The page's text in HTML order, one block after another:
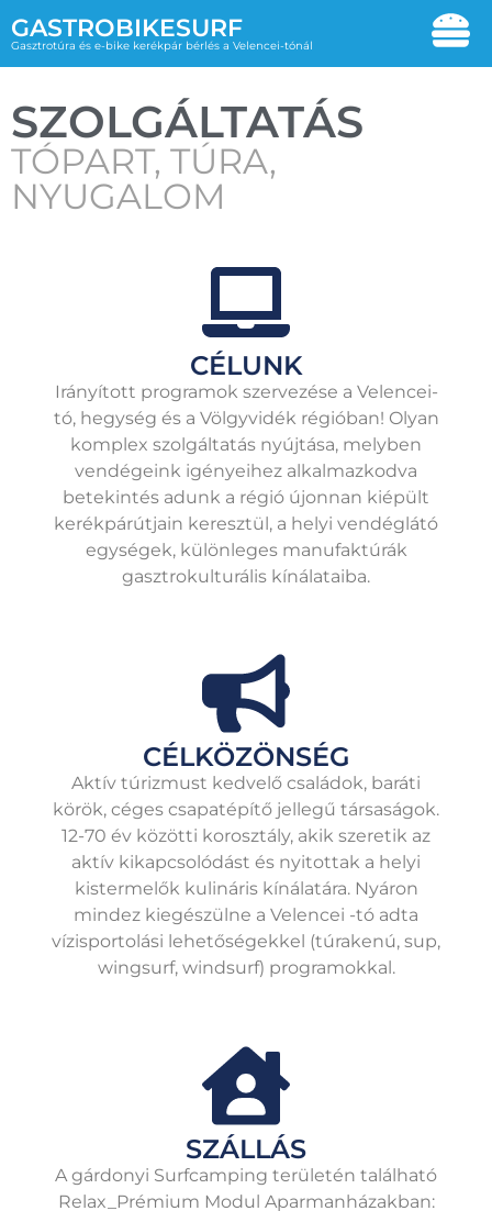
GASTROBIKESURF
Gasztrotúra és e-bike kerékpár bérlés a Velencei-tónál
SZOLGÁLTATÁS
TÓPART, TÚRA,
NYUGALOM
CÉLUNK
Irányított programok szervezése a Velencei-
tó, hegység és a Völgyvidék régióban! Olyan
komplex szolgáltatás nyújtása, melyben
vendégeink igényeihez alkalmazkodva
betekintés adunk a régió újonnan kiépült
kerékpárútjain keresztül, a helyi vendéglátó
egységek, különleges manufaktúrák
gasztrokulturális kínálataiba.
CÉLKÖZÖNSÉG
Aktív túrizmust kedvelő családok, baráti
körök, céges csapatépítő jellegű társaságok.
12-70 év közötti korosztály, akik szeretik az
aktív kikapcsolódást és nyitottak a helyi
kistermelők kulináris kínálatára. Nyáron
mindez kiegészülne a Velencei -tó adta
vízisportolási lehetőségekkel (túrakenú, sup,
wingsurf, windsurf) programokkal.
SZÁLLÁS
A gárdonyi Surfcamping területén található
Relax_Prémium Modul Aparmanházakban: